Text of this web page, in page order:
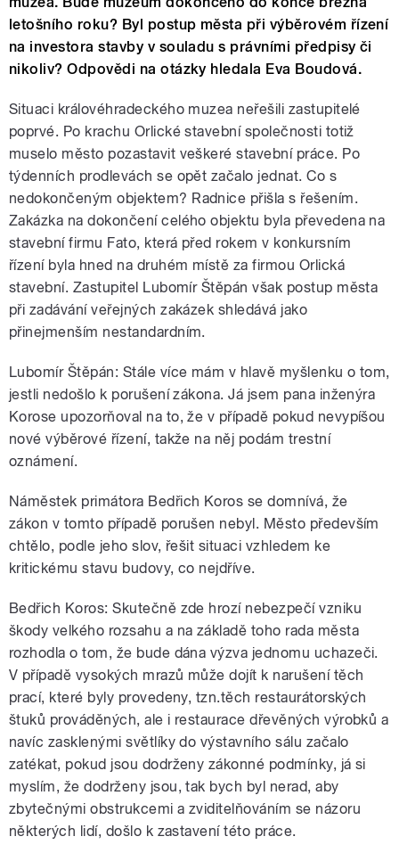
letošního roku? Byl postup města při výběrovém řízení
na investora stavby v souladu s právními předpisy či
nikoliv? Odpovědi na otázky hledala Eva Boudová.
Situaci královéhradeckého muzea neřešili zastupitelé
poprvé. Po krachu Orlické stavební společnosti totiž
muselo město pozastavit veškeré stavební práce. Po
týdenních prodlevách se opět začalo jednat. Co s
nedokončeným objektem? Radnice přišla s řešením.
Zakázka na dokončení celého objektu byla převedena na
stavební firmu Fato, která před rokem v konkursním
řízení byla hned na druhém místě za firmou Orlická
stavební. Zastupitel Lubomír Štěpán však postup města
při zadávání veřejných zakázek shledává jako
přinejmenším nestandardním.
Lubomír Štěpán: Stále více mám v hlavě myšlenku o tom,
jestli nedošlo k porušení zákona. Já jsem pana inženýra
Korose upozorňoval na to, že v případě pokud nevypíšou
nové výběrové řízení, takže na něj podám trestní
oznámení.
Náměstek primátora Bedřich Koros se domnívá, že
zákon v tomto případě porušen nebyl. Město především
chtělo, podle jeho slov, řešit situaci vzhledem ke
kritickému stavu budovy, co nejdříve.
Bedřich Koros: Skutečně zde hrozí nebezpečí vzniku
škody velkého rozsahu a na základě toho rada města
rozhodla o tom, že bude dána výzva jednomu uchazeči.
V případě vysokých mrazů může dojít k narušení těch
prací, které byly provedeny, tzn.těch restaurátorských
štuků prováděných, ale i restaurace dřevěných výrobků a
navíc zasklenými světlíky do výstavního sálu začalo
zatékat, pokud jsou dodrženy zákonné podmínky, já si
myslím, že dodrženy jsou, tak bych byl nerad, aby
zbytečnými obstrukcemi a zviditelňováním se názoru
některých lidí, došlo k zastavení této práce.